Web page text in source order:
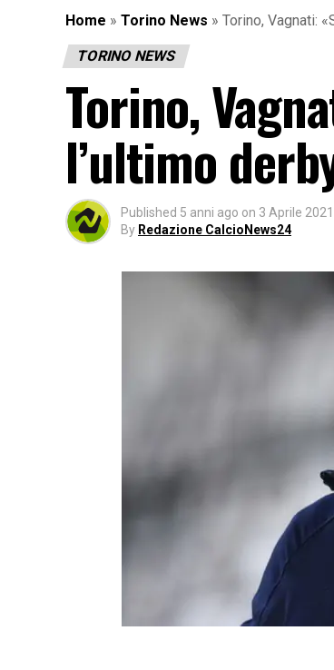
Home » Torino News » Torino, Vagnati:
TORINO NEWS
Torino,
l’ultimo
Published 5 anni ago on 3 Aprile 2021
By Redazione CalcioNews24